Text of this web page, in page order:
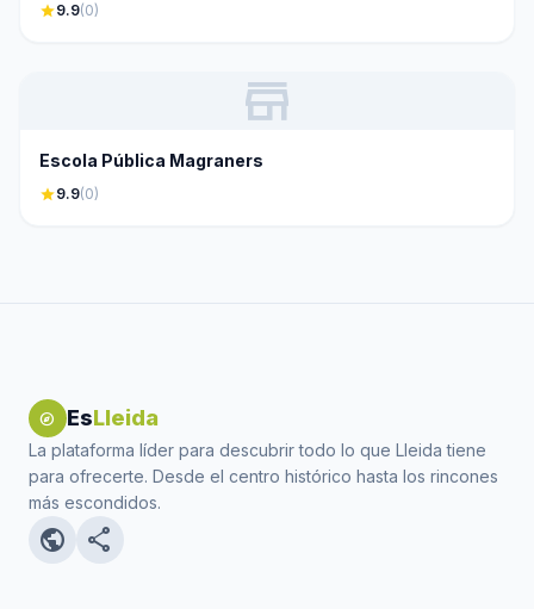
star9.9(0)
store
Escola Pública Magraners
star9.9(0)
explore EsLleida
La plataforma líder para descubrir todo lo que Lleida tiene
para ofrecerte. Desde el centro histórico hasta los rincones
más escondidos.
public share